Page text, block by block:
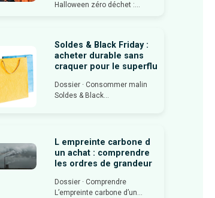
Halloween zéro déchet :...
Soldes & Black Friday :
acheter durable sans
craquer pour le superflu
Dossier · Consommer malin
Soldes & Black...
L empreinte carbone d
un achat : comprendre
les ordres de grandeur
Dossier · Comprendre
L’empreinte carbone d’un...